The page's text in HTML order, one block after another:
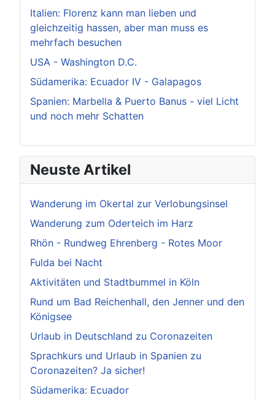
Italien: Florenz kann man lieben und
gleichzeitig hassen, aber man muss es
mehrfach besuchen
USA - Washington D.C.
Südamerika: Ecuador IV - Galapagos
Spanien: Marbella & Puerto Banus - viel Licht
und noch mehr Schatten
Neuste Artikel
Wanderung im Okertal zur Verlobungsinsel
Wanderung zum Oderteich im Harz
Rhön - Rundweg Ehrenberg - Rotes Moor
Fulda bei Nacht
Aktivitäten und Stadtbummel in Köln
Rund um Bad Reichenhall, den Jenner und den
Königsee
Urlaub in Deutschland zu Coronazeiten
Sprachkurs und Urlaub in Spanien zu
Coronazeiten? Ja sicher!
Südamerika: Ecuador